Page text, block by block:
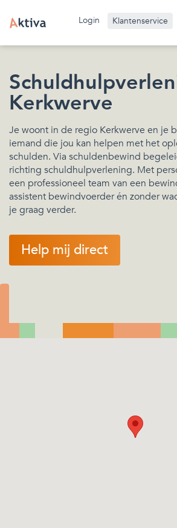
Login Klantenservice
Kerkwerve
Je woont in de regio Kerkwerve en je
iemand die jou kan helpen met het
schulden. Via schuldenbewind
richting schuldhulpverlening. Met
een professioneel team van een
assistent bewindvoerder én zonder
je graag verder.
Help mij direct